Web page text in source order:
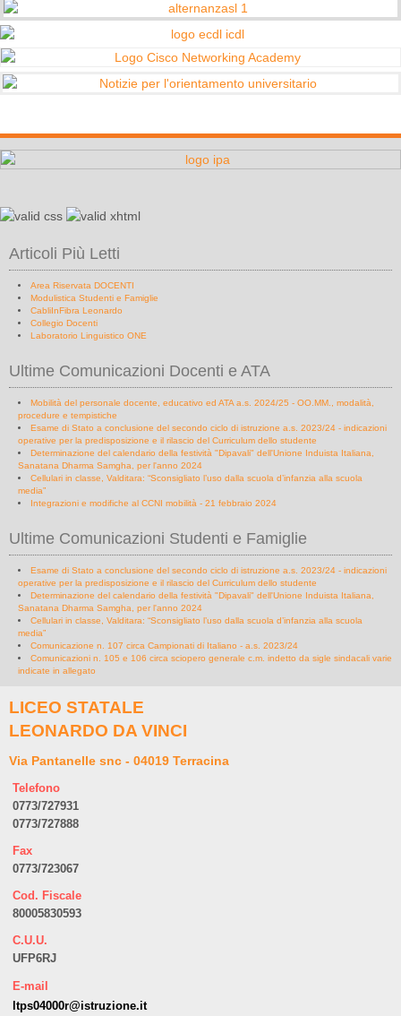
Articoli Più Letti
Area Riservata DOCENTI
Modulistica Studenti e Famiglie
CabliInFibra Leonardo
Collegio Docenti
Laboratorio Linguistico ONE
Ultime Comunicazioni Docenti e ATA
Mobilità del personale docente, educativo ed ATA a.s. 2024/25 - OO.MM., modalità,
procedure e tempistiche
Esame di Stato a conclusione del secondo ciclo di istruzione a.s. 2023/24 - indicazioni
operative per la predisposizione e il rilascio del Curriculum dello studente
Determinazione del calendario della festività "Dipavali" dell'Unione Induista Italiana,
Sanatana Dharma Samgha, per l'anno 2024
Cellulari in classe, Valditara: “Sconsigliato l’uso dalla scuola d’infanzia alla scuola
media”
Integrazioni e modifiche al CCNI mobilità - 21 febbraio 2024
Ultime Comunicazioni Studenti e Famiglie
Esame di Stato a conclusione del secondo ciclo di istruzione a.s. 2023/24 - indicazioni
operative per la predisposizione e il rilascio del Curriculum dello studente
Determinazione del calendario della festività "Dipavali" dell'Unione Induista Italiana,
Sanatana Dharma Samgha, per l'anno 2024
Cellulari in classe, Valditara: “Sconsigliato l’uso dalla scuola d’infanzia alla scuola
media”
Comunicazione n. 107 circa Campionati di Italiano - a.s. 2023/24
Comunicazioni n. 105 e 106 circa sciopero generale c.m. indetto da sigle sindacali varie
indicate in allegato
LICEO STATALE
LEONARDO DA VINCI
Via Pantanelle snc - 04019 Terracina
Telefono
0773/727931
0773/727888
Fax
0773/723067
Cod. Fiscale
80005830593
C.U.U.
UFP6RJ
E-mail
ltps04000r@istruzione.it